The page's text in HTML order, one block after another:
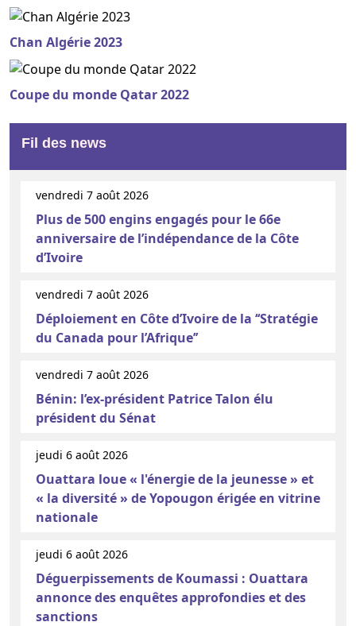
Chan Algérie 2023
Coupe du monde Qatar 2022
Fil des news
vendredi 7 août 2026
Plus de 500 engins engagés pour le 66e
anniversaire de l’indépendance de la Côte
d’Ivoire
vendredi 7 août 2026
Déploiement en Côte d’Ivoire de la ‘‘Stratégie
du Canada pour l’Afrique’’
vendredi 7 août 2026
Bénin: l’ex-président Patrice Talon élu
président du Sénat
jeudi 6 août 2026
Ouattara loue « l'énergie de la jeunesse » et
« la diversité » de Yopougon érigée en vitrine
nationale
jeudi 6 août 2026
Déguerpissements de Koumassi : Ouattara
annonce des enquêtes approfondies et des
sanctions